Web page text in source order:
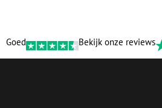
Goed Bekijk onze reviews